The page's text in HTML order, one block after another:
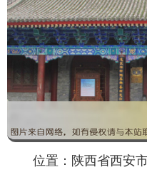
位置：陕西省西安